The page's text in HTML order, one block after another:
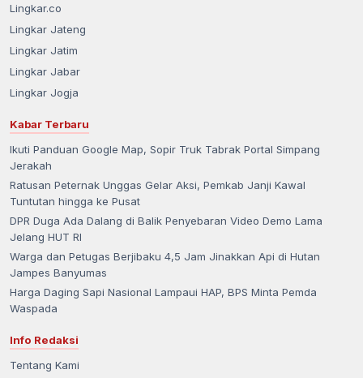
Lingkar.co
Lingkar Jateng
Lingkar Jatim
Lingkar Jabar
Lingkar Jogja
Kabar Terbaru
Ikuti Panduan Google Map, Sopir Truk Tabrak Portal Simpang
Jerakah
Ratusan Peternak Unggas Gelar Aksi, Pemkab Janji Kawal
Tuntutan hingga ke Pusat
DPR Duga Ada Dalang di Balik Penyebaran Video Demo Lama
Jelang HUT RI
Warga dan Petugas Berjibaku 4,5 Jam Jinakkan Api di Hutan
Jampes Banyumas
Harga Daging Sapi Nasional Lampaui HAP, BPS Minta Pemda
Waspada
Info Redaksi
Tentang Kami